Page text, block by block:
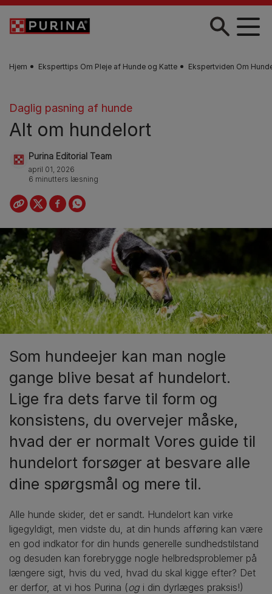
Gå til hovedindhold
Hjem Eksperttips Om Pleje af Hunde og Katte Ekspertviden Om
Daglig pasning af hunde
Alt om hundelort
Purina Editorial Team
april 01, 2026
6 minutters læsning
Som hundeejer kan man nogle
gange blive besat af hundelort.
Lige fra dets farve til form og
konsistens, du overvejer måske,
hvad der er normalt Vores guide til
hundelort forsøger at besvare alle
dine spørgsmål og mere til.
Alle hunde skider, det er sandt. Hundelort kan virke
ligegyldigt, men vidste du, at din hunds afføring kan være
en god indkator for din hunds generelle sundhedstilstand
og desuden kan forebrygge nogle helbredsproblemer på
længere sigt, hvis du ved, hvad du skal kigge efter? Det
er derfor, at vi hos Purina (ogi din dyrlæges praksis!)